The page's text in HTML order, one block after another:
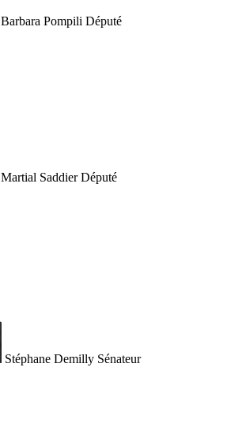
Barbara Pompili Député
Martial Saddier Député
Stéphane Demilly Sénateur